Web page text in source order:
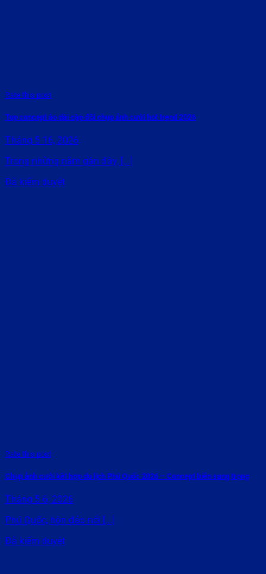
Rate this post
Top concept áo dài cặp đôi chụp ảnh cưới hot trend 2026
Tháng 5 16, 2026
Trong những năm gần đây, [...]
Đã kiểm duyệt
Rate this post
Chụp ảnh cưới kết hợp du lịch Phú Quốc 2026 – Concept biển sang trọng
Tháng 5 6, 2026
Phú Quốc, hòn đảo nổi [...]
Đã kiểm duyệt